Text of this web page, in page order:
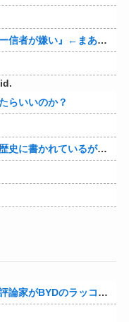
『任天堂信者が嫌い』←まあわかる
らいいのか？
残っているんでバカではないよな？
るけど中国では基本的な装備やぞ…？」